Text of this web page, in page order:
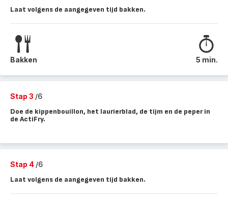
Laat volgens de aangegeven tijd bakken.
Bakken 5 min.
Stap 3 /6
Doe de kippenbouillon, het laurierblad, de tijm en de peper in
de ActiFry.
Stap 4 /6
Laat volgens de aangegeven tijd bakken.